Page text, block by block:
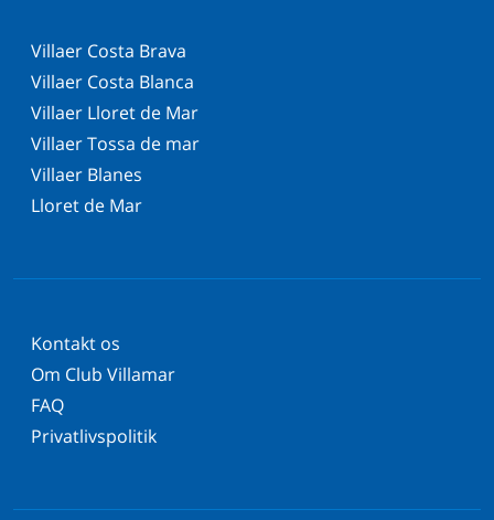
Villaer Costa Brava
Villaer Costa Blanca
Villaer Lloret de Mar
Villaer Tossa de mar
Villaer Blanes
Lloret de Mar
Kontakt os
Om Club Villamar
FAQ
Privatlivspolitik